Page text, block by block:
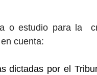
cuenta:
dictadas por el